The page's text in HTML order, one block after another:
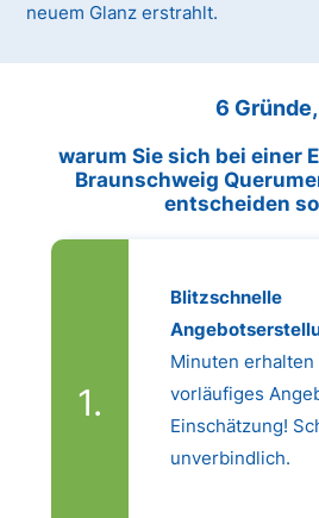
neuem Glanz erstrahlt.
6 Gründe,
warum Sie sich bei einer
Braunschweig
entscheiden
Blitzschnelle
Minuten erhalten
vorläufiges
Einschätzung!
unverbindlich.